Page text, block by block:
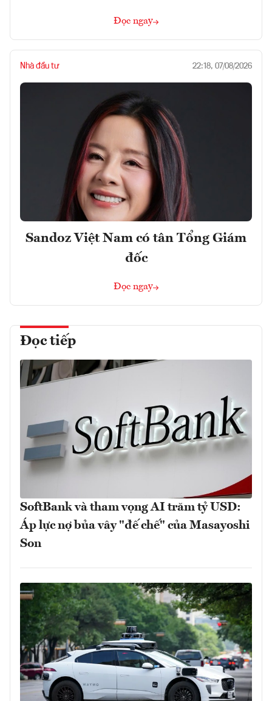
Đọc ngay
Nhà đầu tư 22:18, 07/08/2026
Sandoz Việt Nam có tân Tổng Giám
đốc
Đọc ngay
Đọc tiếp
SoftBank và tham vọng AI trăm tỷ USD:
Áp lực nợ bủa vây "đế chế" của Masayoshi
Son